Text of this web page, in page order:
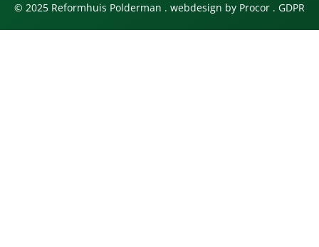
© 2025 Reformhuis Polderman . webdesign by Procor . GDPR